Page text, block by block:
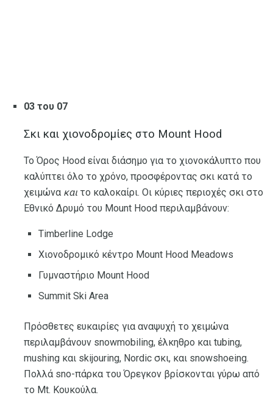
03 του 07
Σκι και χιονοδρομίες στο Mount Hood
Το Όρος Hood είναι διάσημο για το χιονοκάλυπτο που
καλύπτει όλο το χρόνο, προσφέροντας σκι κατά το
χειμώνα και το καλοκαίρι. Οι κύριες περιοχές σκι στο
Εθνικό Δρυμό του Mount Hood περιλαμβάνουν:
Timberline Lodge
Χιονοδρομικό κέντρο Mount Hood Meadows
Γυμναστήριο Mount Hood
Summit Ski Area
Πρόσθετες ευκαιρίες για αναψυχή το χειμώνα
περιλαμβάνουν snowmobiling, έλκηθρο και tubing,
mushing και skijouring, Nordic σκι, και snowshoeing.
Πολλά sno-πάρκα του Όρεγκον βρίσκονται γύρω από
το Mt. Κουκούλα.